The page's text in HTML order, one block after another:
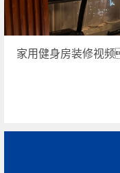
家用健身房装修视